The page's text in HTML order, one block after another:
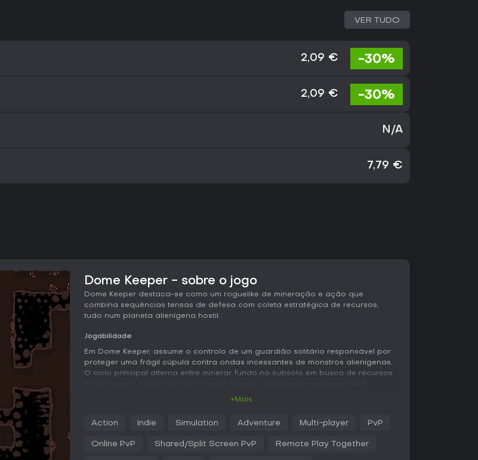
VER TUDO
2,09 € -30%
2,09 € -30%
N/A
7,79 €
Dome Keeper - sobre o jogo
Dome Keeper destaca-se como um roguelike de mineração e ação que
combina sequências tensas de defesa com coleta estratégica de recursos,
tudo num planeta alienígena hostil.
Jogabilidade
Em Dome Keeper, assume o controlo de um guardião solitário responsável por
proteger uma frágil cúpula contra ondas incessantes de monstros alienígenas.
O ciclo principal alterna entre minerar fundo no subsolo em busca de recursos
As fases de defesa exigem decisões rápidas, com inimigos a aproximarem-se
aéreos. Operas as armas da cúpula, como lasers ou torres, para os afastar,
+Mais
Action Indie Simulation Adventure Multi-player PvP
Online PvP Shared/Split Screen PvP Remote Play Together